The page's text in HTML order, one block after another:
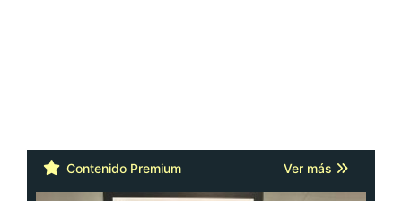
Contenido Premium Ver más